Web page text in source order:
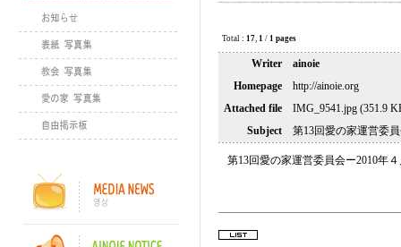
Total : 17, 1 / 1 pages
Writer
ainoie
Homepage
http://ainoie.org
Attached file
IMG_9541.jpg (351.9
Subject
第13回愛の家運営委
第13回愛の家運営委員会ー2010年